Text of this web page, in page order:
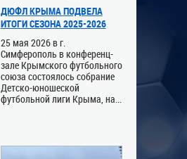
ДЮФЛ КРЫМА ПОДВЕЛА
ИТОГИ СЕЗОНА 2025-2026
25 мая 2026 в г.
Симферополь в конференц-
зале Крымского футбольного
союза состоялось собрание
Детско-юношеской
футбольной лиги Крыма, на...